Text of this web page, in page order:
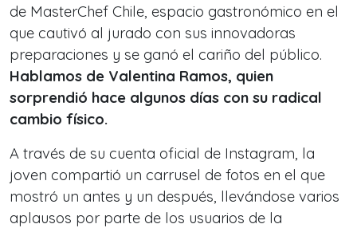
de MasterChef Chile, espacio gastronómico en el
que cautivó al jurado con sus innovadoras
preparaciones y se ganó el cariño del público.
Hablamos de Valentina Ramos, quien
sorprendió hace algunos días con su radical
cambio físico.
A través de su cuenta oficial de Instagram, la
joven compartió un carrusel de fotos en el que
mostró un antes y un después, llevándose varios
aplausos por parte de los usuarios de la